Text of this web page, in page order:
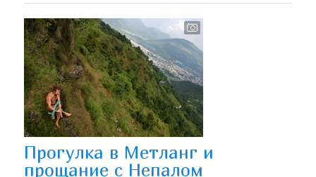
Прогулка в Метланг и
прощание с Непалом